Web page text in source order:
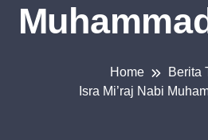
Home
Berita
Isra Mi’raj Nabi